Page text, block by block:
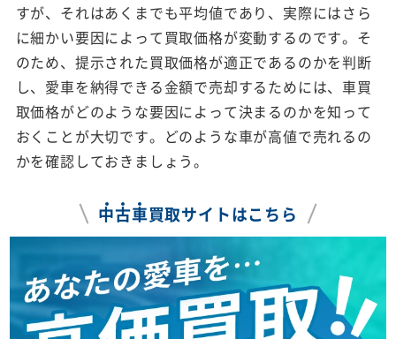
すが、それはあくまでも平均値であり、実際にはさら
に細かい要因によって買取価格が変動するのです。そ
のため、提示された買取価格が適正であるのかを判断
し、愛車を納得できる金額で売却するためには、車買
取価格がどのような要因によって決まるのかを知って
おくことが大切です。どのような車が高値で売れるの
かを確認しておきましょう。
中古車買取サイトはこちら